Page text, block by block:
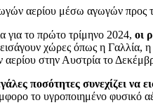
αερίου μέσω αγωγών
για το πρώτο τρίμηνο 2024, οι
χώρες όπως η Γαλλία, η
στην Αυστρία το
ποσότητες συνεχίζει να
το υγροποιημένο φυσικό